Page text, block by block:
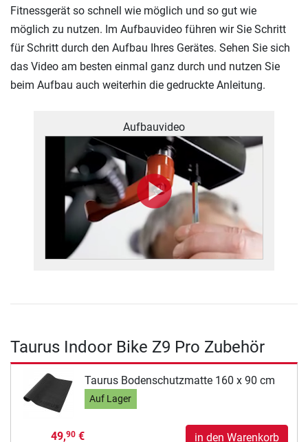
Fitnessgerät so schnell wie möglich und so gut wie
möglich zu nutzen. Im Aufbauvideo führen wir Sie Schritt
für Schritt durch den Aufbau Ihres Gerätes. Sehen Sie sich
das Video am besten einmal ganz durch und nutzen Sie
beim Aufbau auch weiterhin die gedruckte Anleitung.
Aufbauvideo
Taurus Indoor Bike Z9 Pro Zubehör
Taurus Bodenschutzmatte 160 x 90 cm
Auf Lager
49,90€ in den Warenkorb